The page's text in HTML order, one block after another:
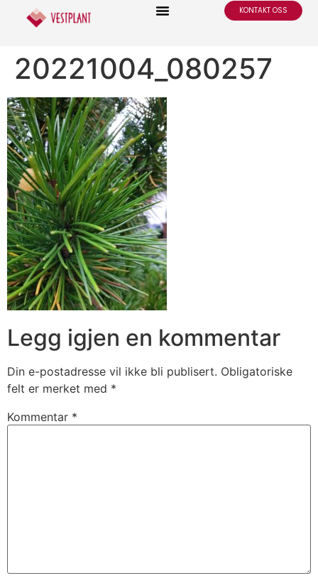
KONTAKT OSS
20221004_080257
Legg igjen en kommentar
Din e-postadresse vil ikke bli publisert. Obligatoriske
felt er merket med *
Kommentar *